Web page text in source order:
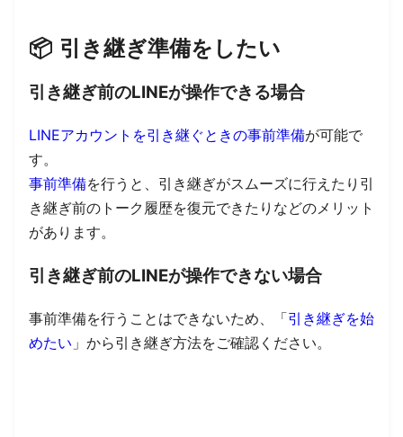
📦 引き継ぎ準備をしたい
引き継ぎ前のLINEが操作できる場合
LINEアカウントを引き継ぐときの事前準備が可能で
す。
事前準備を行うと、引き継ぎがスムーズに行えたり引
き継ぎ前のトーク履歴を復元できたりなどのメリット
があります。
引き継ぎ前のLINEが操作できない場合
事前準備を行うことはできないため、 「引き継ぎを始
めたい 」から引き継ぎ方法をご確認ください。